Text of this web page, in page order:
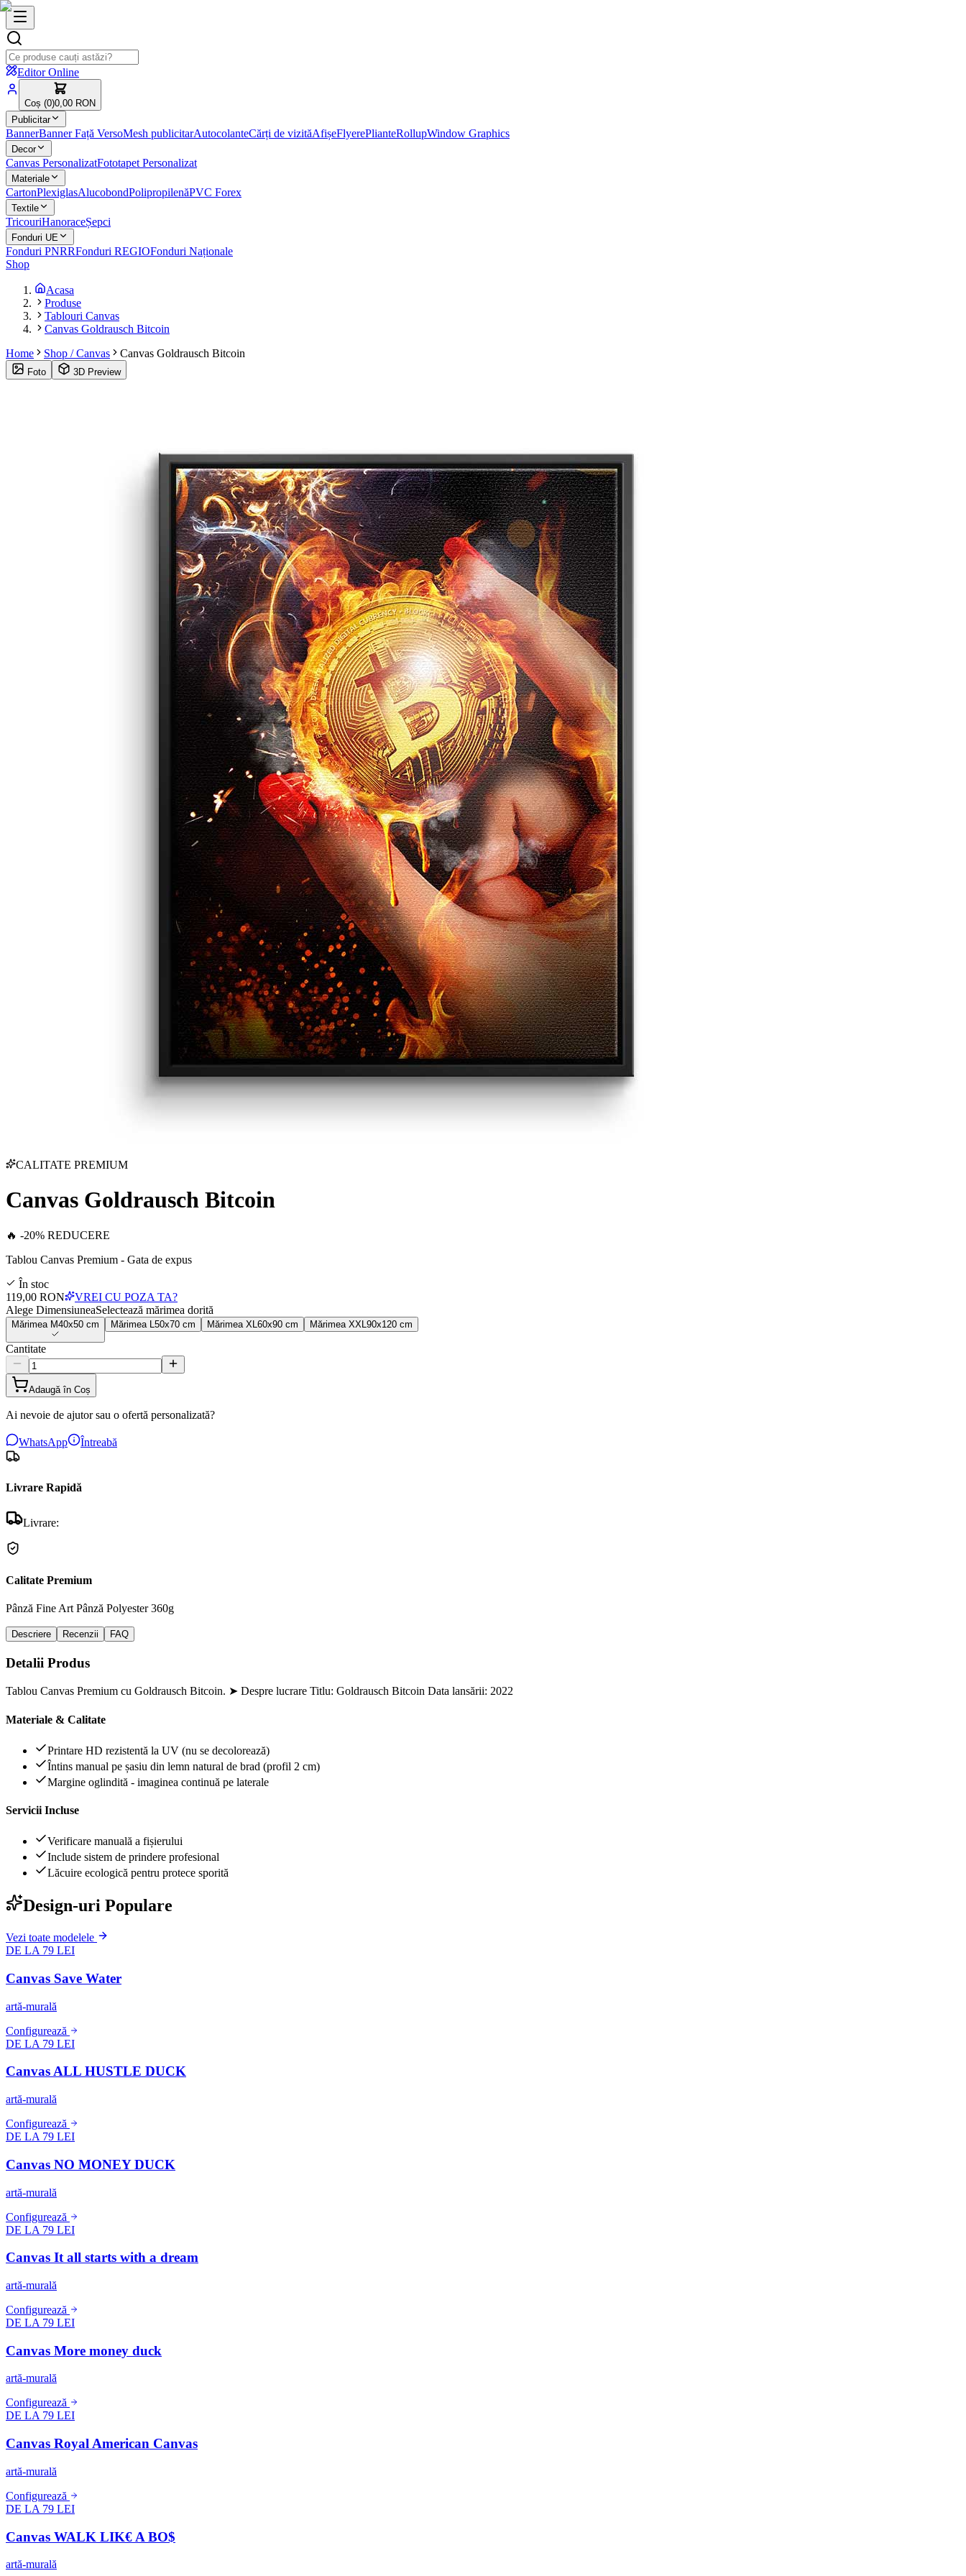
Editor Online
Coș (0)0,00 RON
Publicitar
BannerBanner Față VersoMesh publicitarAutocolanteCărți de vizităAfișeFlyerePlianteRollupWindow Graphics
Decor
Canvas PersonalizatFototapet Personalizat
Materiale
CartonPlexiglasAlucobondPolipropilenăPVC Forex
Textile
TricouriHanoraceȘepci
Fonduri UE
Fonduri PNRRFonduri REGIOFonduri Naționale
Shop
Acasa
Produse
Tablouri Canvas
Canvas Goldrausch Bitcoin
Home
Shop / Canvas Canvas Goldrausch Bitcoin
Foto 3D Preview
CALITATE PREMIUM
Canvas Goldrausch Bitcoin
🔥 -20% REDUCERE
Tablou Canvas Premium - Gata de expus
În stoc
119,00 RON
VREI CU POZA TA?
Alege DimensiuneaSelectează mărimea dorită
Mărimea M40x50 cm Mărimea 50x70 cm Mărimea XL 60x90 cm Mărimea XXL 90x120 cm
Cantitate
Adaugă în Coș
Ai nevoie de ajutor sau o ofertă personalizată?
WhatsApp Întreabă
Livrare Rapidă
Livrare:
Calitate Premium
Pânză Fine Art Pânză Polyester 360g
Descriere Recenzii FAQ
Detalii Produs
Tablou Canvas Premium cu Goldrausch Bitcoin. ➤ Despre lucrare Titlu: Goldrausch Bitcoin Data lansării: 2022
Materiale & Calitate
Printare HD rezistentă la UV (nu se decolorează)
Întins manual pe șasiu din lemn natural de brad (profil 2 cm)
Margine oglindită - imaginea continuă pe laterale
Servicii Incluse
Verificare manuală a fișierului
Include sistem de prindere profesional
Lăcuire ecologică pentru protece sporită
Design-uri Populare
Vezi toate modelele
DE LA 79 LEI
Canvas Save Water
artă-murală
Configurează
DE LA 79 LEI
Canvas ALL HUSTLE DUCK
artă-murală
Configurează
DE LA 79 LEI
Canvas NO MONEY DUCK
artă-murală
Configurează
DE LA 79 LEI
Canvas It all starts with a dream
artă-murală
Configurează
DE LA 79 LEI
Canvas More money duck
artă-murală
Configurează
DE LA 79 LEI
Canvas Royal American Canvas
artă-murală
Configurează
DE LA 79 LEI
Canvas WALK LIK€ A BO$
artă-murală